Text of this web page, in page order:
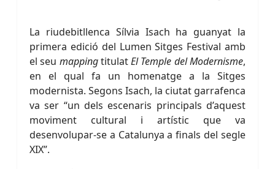
La riudebitllenca Sílvia Isach ha guanyat la
primera edició del Lumen Sitges Festival amb
el seu mappingtitulatEl Temple del Modernisme,
en el qual fa un homenatge a la Sitges
modernista. Segons Isach, la ciutat garrafenca
va ser “un dels escenaris principals d’aquest
moviment cultural i artístic que va
desenvolupar-se a Catalunya a finals del segle
XIX”.